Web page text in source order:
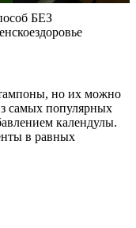
БЕЗ
но их можно
самых популярных
календулы.
в равных